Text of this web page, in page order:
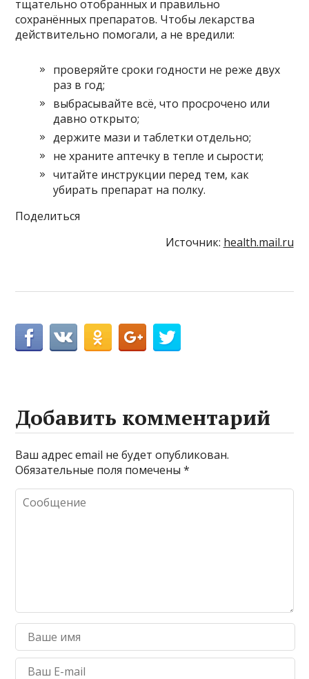
тщательно отобранных и правильно
сохранённых препаратов. Чтобы лекарства
действительно помогали, а не вредили:
проверяйте сроки годности не реже двух
раз в год;
выбрасывайте всё, что просрочено или
давно открыто;
держите мази и таблетки отдельно;
не храните аптечку в тепле и сырости;
читайте инструкции перед тем, как
убирать препарат на полку.
Поделиться
Источник: health.mail.ru
Добавить комментарий
Ваш адрес email не будет опубликован.
Обязательные поля помечены*